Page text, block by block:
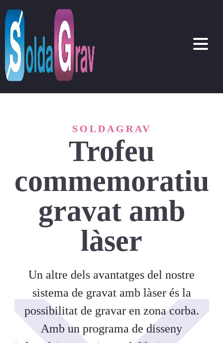
SOLDAGRAV
Trofeu
commemoratiu
gravat amb
làser
Un altre dels avantatges del nostre
sistema de gravat amb làser és la
possibilitat de gravar en zona corba.
Amb un programa de disseny